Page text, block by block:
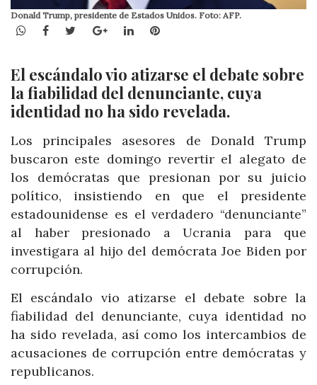
Donald Trump, presidente de Estados Unidos. Foto: AFP.
WhatsApp
Facebook
TwitterGoogle+LinkedInPinterest
El escándalo vio atizarse el debate sobre
la fiabilidad del denunciante, cuya
identidad no ha sido revelada.
Los principales asesores de Donald Trump
buscaron este domingo revertir el alegato de
los demócratas que presionan por su juicio
político, insistiendo en que el presidente
estadounidense es el verdadero “denunciante”
al haber presionado a Ucrania para que
investigara al hijo del demócrata Joe Biden por
corrupción.
El escándalo vio atizarse el debate sobre la
fiabilidad del denunciante, cuya identidad no
ha sido revelada, así como los intercambios de
acusaciones de corrupción entre demócratas y
republicanos.